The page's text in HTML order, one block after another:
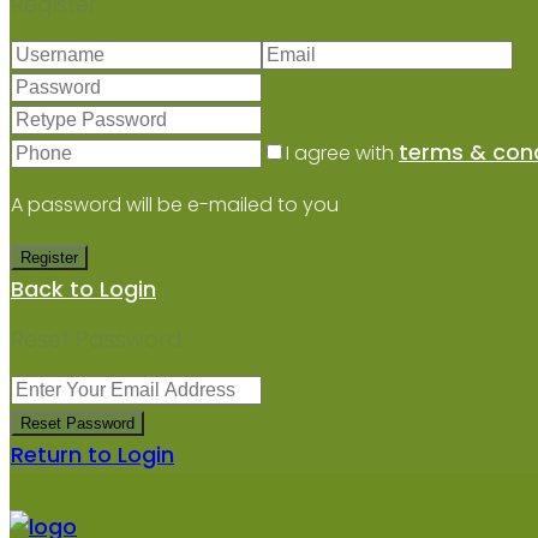
I agree with terms &
A password will be e-mailed to you
Register
Back to Login
Reset Password
Reset Password
Return to Login